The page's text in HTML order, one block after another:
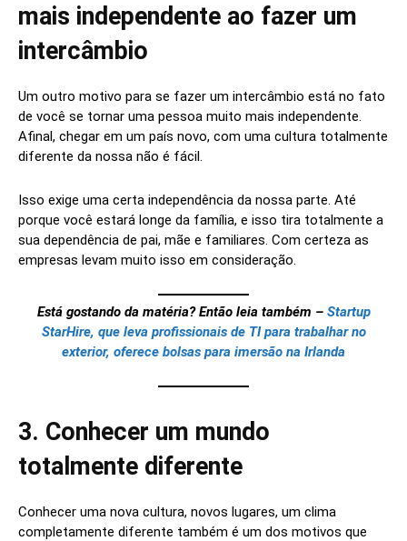
mais independente ao fazer um
intercâmbio
Um outro motivo para se fazer um intercâmbio está no fato
de você se tornar uma pessoa muito mais independente.
Afinal, chegar em um país novo, com uma cultura totalmente
diferente da nossa não é fácil.
Isso exige uma certa independência da nossa parte. Até
porque você estará longe da família, e isso tira totalmente a
sua dependência de pai, mãe e familiares. Com certeza as
empresas levam muito isso em consideração.
Está gostando da matéria? Então leia também – Startup
StarHire, que leva profissionais de TI para trabalhar no
exterior, oferece bolsas para imersão na Irlanda
3. Conhecer um mundo
totalmente diferente
Conhecer uma nova cultura, novos lugares, um clima
completamente diferente também é um dos motivos que